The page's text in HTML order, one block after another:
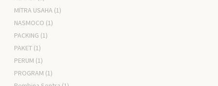
MITRA USAHA (1)
NASMOCO (1)
PACKING (1)
PAKET (1)
PERUM (1)
PROGRAM (1)